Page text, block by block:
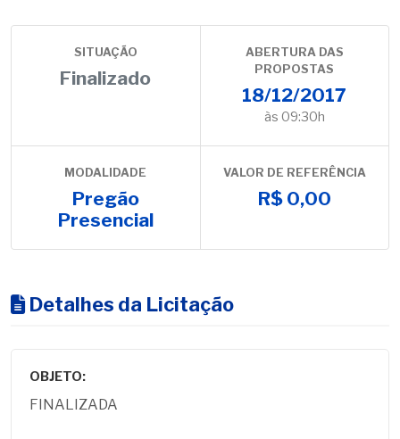
SITUAÇÃO
Finalizado
ABERTURA DAS
PROPOSTAS
18/12/2017
às 09:30h
MODALIDADE
Pregão
Presencial
VALOR DE REFERÊNCIA
R$ 0,00
Detalhes da Licitação
OBJETO:
FINALIZADA